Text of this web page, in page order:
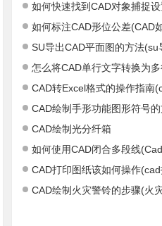
如何快速找到CAD对象捕捉设置(如何快
如何标注CAD形位公差(CAD
SU导出CAD平面图的方法(su导出
怎么将CAD单行文字转换为多行文字(CAD
CAD转Excel格式的操作指南(cad
CAD绘制手形功能图形符号的方法
CAD绘制光分纤箱
如何使用CAD闭合多段线
CAD打印图纸该如何操作(cad打印
CAD绘制火灾警铃的步骤(火灾显